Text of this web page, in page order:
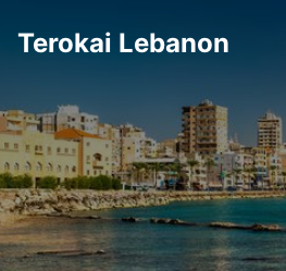
Terokai Lebanon